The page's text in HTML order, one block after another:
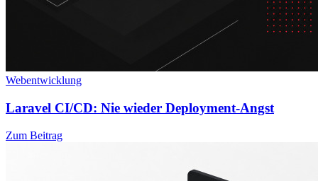
Webentwicklung
Laravel CI/CD: Nie wieder Deployment-Angst
Zum Beitrag